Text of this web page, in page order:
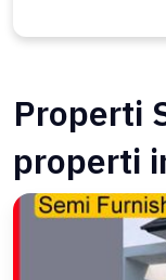
Properti
properti